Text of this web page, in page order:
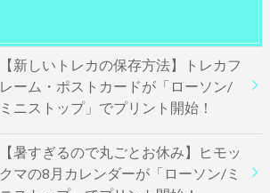
【新しいトレカの保存方法】トレカフ
レーム・ポストカードが「ローソン/
ミニストップ」でプリント開始！
【暑すぎるので丸ごとお休み】ヒモッ
クマの8月カレンダーが「ローソン/ミ